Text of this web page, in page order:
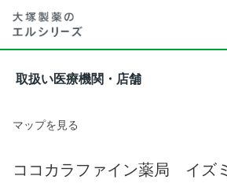
取扱い医療機関・店舗
マップを見る
ココカラファイン薬局 イズ